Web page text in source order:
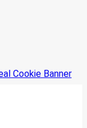
Cookie Banner